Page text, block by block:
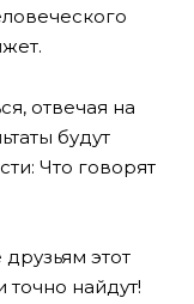
отвечая на
будут
Что говорят
этот
точно найдут!